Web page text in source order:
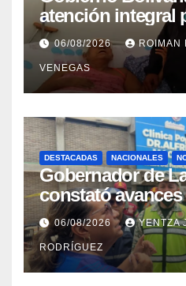
atención integral
con
campamentos de
06/08/2026 ROIMAN
VENEGAS
DESTACADAS NACIONALES
Gobernador de
constató avances
rehabilitación del
Catia la Mar
06/08/2026 YENTZA
RODRÍGUEZ